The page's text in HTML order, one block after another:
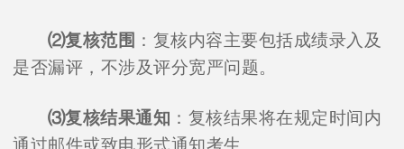
⑵复核范围 ：复核内容主要包括成绩录入及
是否漏评，不涉及评分宽严问题。
⑶复核结果通知 ：复核结果将在规定时间内
通过邮件或致电形式通知考生。